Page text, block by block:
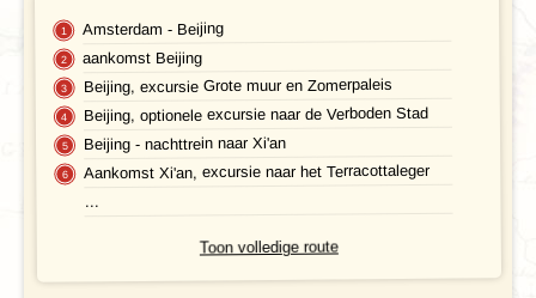
Gezondheid
Hotelverlenging
Amsterdam - Beijing
aankomst Beijing
Beijing, excursie Grote muur en Zomerpaleis
Beijing, optionele excursie naar de Verboden Stad
Beijing - nachttrein naar Xi'an
Aankomst Xi'an, excursie naar het Terracottaleger
...
Toon volledige route